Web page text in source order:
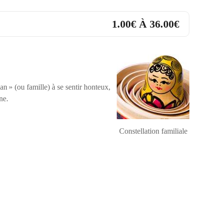
1.00€ À 36.00€
Constellation familiale
» (ou famille) à se sentir honteux,